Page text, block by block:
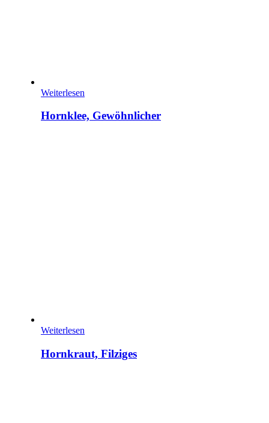
Weiterlesen
Hornklee, Gewöhnlicher
Weiterlesen
Hornkraut, Filziges